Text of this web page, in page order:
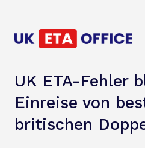
UK ETA-Fehler
Einreise von
britischen